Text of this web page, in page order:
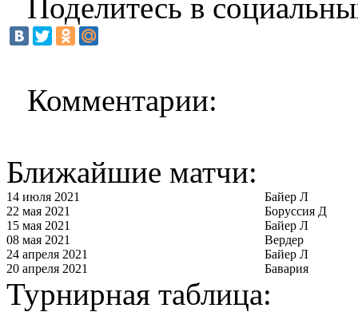
Поделитесь в
Комментарии:
Ближайшие матчи:
14 июля 2021
Байер Л
22 мая 2021
Боруссия Д
15 мая 2021
Байер Л
08 мая 2021
Вердер
24 апреля 2021
Байер Л
20 апреля 2021
Бавария
Турнирная таблица: